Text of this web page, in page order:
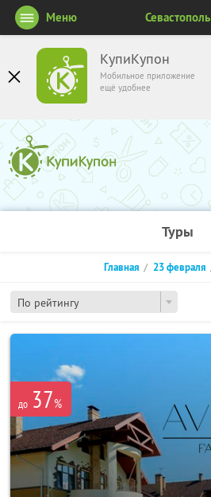
КупиКупон
Мобильное приложение
ещё удобнее
Меню Севастополь
Туры
По рейтингу
Главная 23 февраля
до 37%